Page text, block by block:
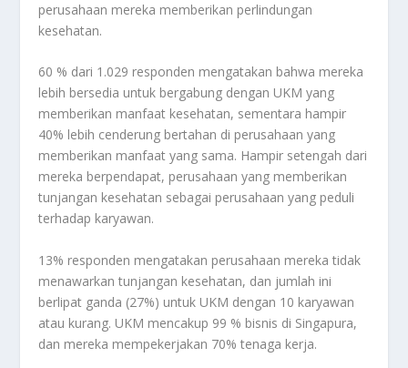
perusahaan mereka memberikan perlindungan
kesehatan.
60 % dari 1.029 responden mengatakan bahwa mereka
lebih bersedia untuk bergabung dengan UKM yang
memberikan manfaat kesehatan, sementara hampir
40% lebih cenderung bertahan di perusahaan yang
memberikan manfaat yang sama. Hampir setengah dari
mereka berpendapat, perusahaan yang memberikan
tunjangan kesehatan sebagai perusahaan yang peduli
terhadap karyawan.
13% responden mengatakan perusahaan mereka tidak
menawarkan tunjangan kesehatan, dan jumlah ini
berlipat ganda (27%) untuk UKM dengan 10 karyawan
atau kurang. UKM mencakup 99 % bisnis di Singapura,
dan mereka mempekerjakan 70% tenaga kerja.